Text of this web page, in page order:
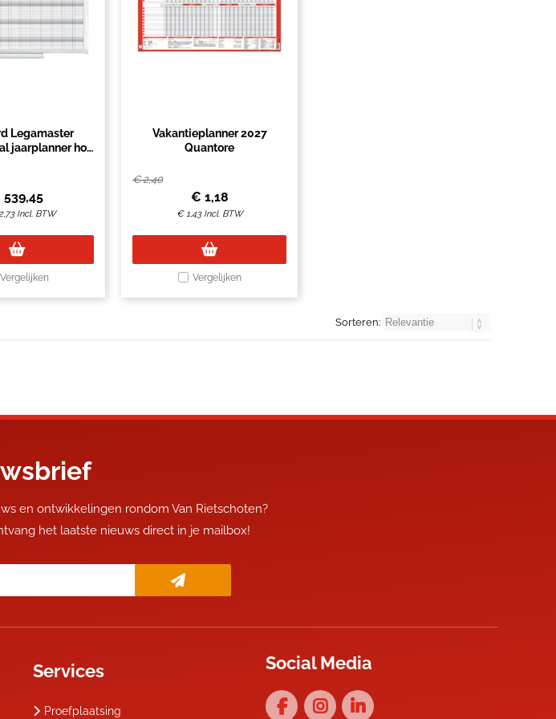
Legamaster
jaarplanner hor
539,45
Incl. BTW
Vergelijken
Vakantieplanner 2027
Quantore
€2,40
€ 1,18
€1,43 Incl. BTW
Vergelijken
Sorteren:
en ontwikkelingen rondom Van Rietschoten?
het laatste nieuws direct in je mailbox!
Services
Proefplaatsing
Social Media